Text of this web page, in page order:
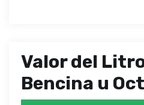
Valor del
Bencina u